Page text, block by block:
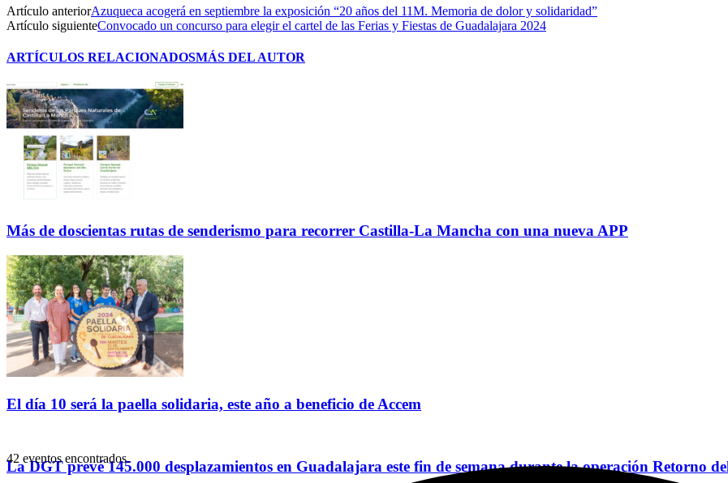
Artículo anteriorAzuqueca acogerá en septiembre la exposición “20 años del 11M. Memoria de dolor y solidaridad”
Artículo siguienteConvocado un concurso para elegir el cartel de las Ferias y Fiestas de Guadalajara 2024
ARTÍCULOS RELACIONADOSMÁS DEL AUTOR
Más de doscientas rutas de senderismo para recorrer Castilla-La Mancha con una nueva APP
El día 10 será la paella solidaria, este año a beneficio de Accem
La DGT prevé 145.000 desplazamientos en Guadalajara este fin de semana durante la operación Retorno
42 eventos encontrados.